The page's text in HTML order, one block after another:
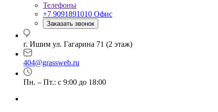
Телефоны
+7 9091891010 Офис
Заказать звонок
г. Ишим ул. Гагарина 71 (2 этаж)
404@grassweb.ru
Пн. – Пт.: с 9:00 до 18:00